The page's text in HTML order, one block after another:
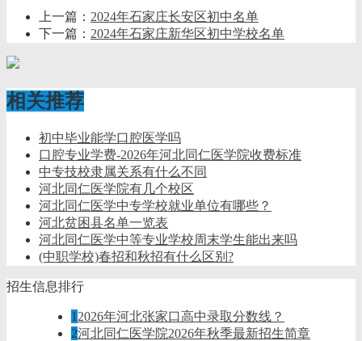
上一篇： 2024年石家庄长安区初中名单
下一篇： 2024年石家庄新华区初中学校名单
相关推荐
初中毕业能学口腔医学吗
口腔专业学费-2026年河北同仁医学院收费标准
中专技校隶属关系有什么不同
河北同仁医学院有几个校区
河北同仁医学中专学校就业单位有哪些？
河北贫困县名单一览表
河北同仁医学中等专业学校周末学生能出来吗
(中职学校)春招和秋招有什么区别?
招生信息排行
1 2026年河北张家口高中录取分数线？
2河北同仁医学院2026年秋季最新招生简章